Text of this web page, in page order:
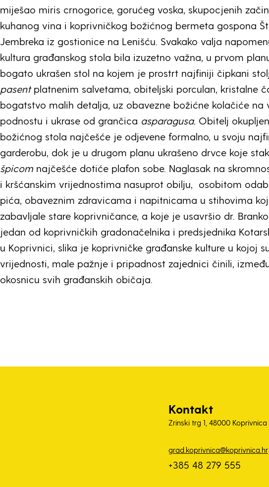
miješao miris crnogorice, gorućeg voska, skupocjenih
kuhanog vina i koprivničkog božićnog bermeta gospona
Jembreka iz gostionice na Lenišću. Svakako valja
kultura građanskog stola bila izuzetno važna, u prvom
bogato ukrašen stol na kojem je prostrt najfiniji čipkani
pasentplatnenim salvetama, obiteljski porculan, kristalne
bogatstvo malih detalja, uz obavezne božićne kolačiće na
podnostu i ukrase od grančica asparagusa. Obitelj
božićnog stola najčešće je odjevene formalno, u svoju
garderobu, dok je u drugom planu ukrašeno drvce koje
špicom najčešće dotiće plafon sobe. Naglasak na
i kršćanskim vrijednostima nasuprot obilju, osobitom
pića, obaveznim zdravicama i napitnicama u stihovima
zabavljale stare koprivničance, a koje je usavršio dr.
jedan od koprivničkih gradonačelnika i predsjednika
u Koprivnici, slika je koprivničke građanske kulture u kojoj
vrijednosti, male pažnje i pripadnost zajednici činili,
okosnicu svih građanskih običaja.
Kontakt
Zrinski trg 1, 48000 Koprivnica
grad.koprivnica@koprivnica.hr
+385 48 279 555